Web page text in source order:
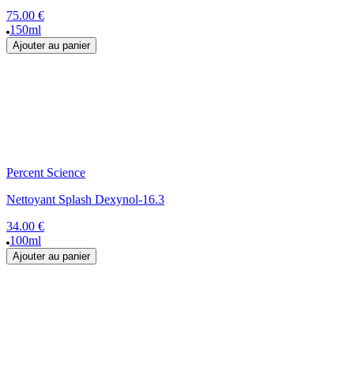
75.00 €
150ml
Ajouter au panier
Percent Science
Nettoyant Splash Dexynol-16.3
34.00 €
100ml
Ajouter au panier